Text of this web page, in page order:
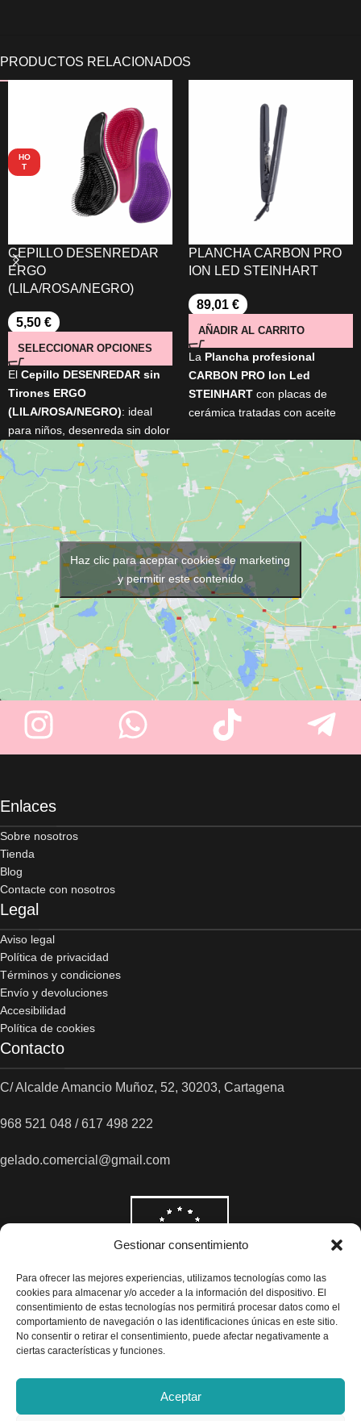
Gestionar consentimiento
Para ofrecer las mejores experiencias, utilizamos tecnologías como las
cookies para almacenar y/o acceder a la información del dispositivo. El
consentimiento de estas tecnologías nos permitirá procesar datos como el
comportamiento de navegación o las identificaciones únicas en este sitio.
No consentir o retirar el consentimiento, puede afectar negativamente a
ciertas características y funciones.
Aceptar
HO
T
CEPILLO DESENREDAR
ERGO
(LILA/ROSA/NEGRO)
5,50 €
SELECCIONAR OPCIONES
El Cepillo DESENREDAR sin
Tirones ERGO
(LILA/ROSA/NEGRO): ideal
para niños, desenreda sin dolor
ni rotura. Diseño ergonómico y
suave para un peinado cómodo
y eficaz.
PLANCHA CARBON PRO
ION LED STEINHART
89,01 €
AÑADIR AL CARRITO
La Plancha profesional
CARBON PRO Ion Led
STEINHART con placas de
cerámica tratadas con aceite
keratina para un acabado
brillante y sin frizz.
Calentamiento rápido,
temperatura ajustable entre
150 °C y 230 °C. Cable
profesional de 3 m con giro
360° y apagado automático.
Incluye: 2 pinzas, peine
acoplador, protector térmico de
50 ml y neceser térmico de
regalo.
Haz clic para aceptar cookies de marketing
y permitir este contenido
Enlaces
Sobre nosotros
Tienda
Blog
Contacte con nosotros
Legal
Aviso legal
Política de privacidad
Términos y condiciones
Envío y devoluciones
Accesibilidad
Política de cookies
Contacto
C/ Alcalde Amancio Muñoz, 52, 30203, Cartagena
968 521 048 / 617 498 222
gelado.comercial@gmail.com